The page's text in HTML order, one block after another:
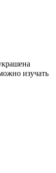
изучать